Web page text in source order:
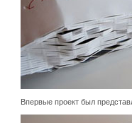
Впервые проект был